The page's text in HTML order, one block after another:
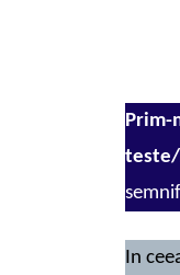
Prim-
teste/
In